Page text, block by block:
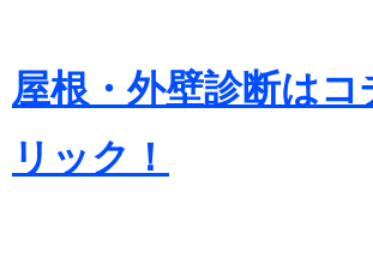
屋根・外壁診断はコ
リック！